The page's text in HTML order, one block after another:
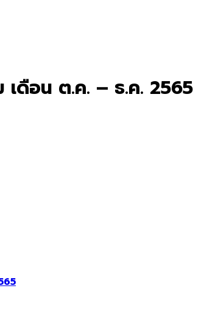
เดือน ต.ค. – ธ.ค. 2565